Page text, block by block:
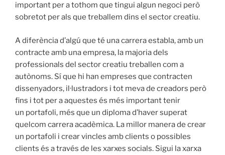
important per a tothom que tingui algun negoci però
sobretot per als que treballem dins el sector creatiu.
A diferència d’algú que té una carrera establa, amb un
contracte amb una empresa, la majoria dels
professionals del sector creatiu treballen com a
autònoms. Sí que hi han empreses que contracten
dissenyadors, il·lustradors i tot meva de creadors però
fins i tot per a aquestes és més important tenir
un portafoli, més que un diploma d’haver superat
quelcom carrera acadèmica. La millor manera de crear
un portafoli i crear vincles amb clients o possibles
clients és a través de les xarxes socials. Sigui la xarxa